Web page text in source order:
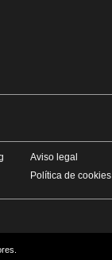
Aviso legal
Política de cookies